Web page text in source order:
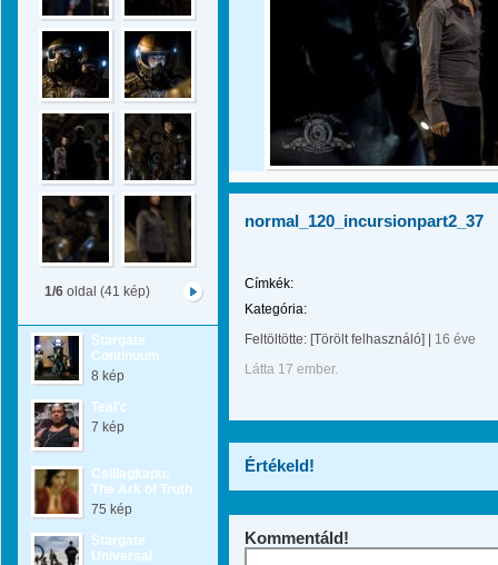
1/6oldal (41 kép)
Stargate
Continuum
8 kép
Teal'c
7 kép
Csillagkapu:
The Ark of Truth
75 kép
Stargate
Universal
normal_120_incursionpart2_37
Címkék:
Kategória:
Feltöltötte: [Törölt felhasználó]
16 éve
Látta 17 ember.
Értékeld!
Kommentáld!